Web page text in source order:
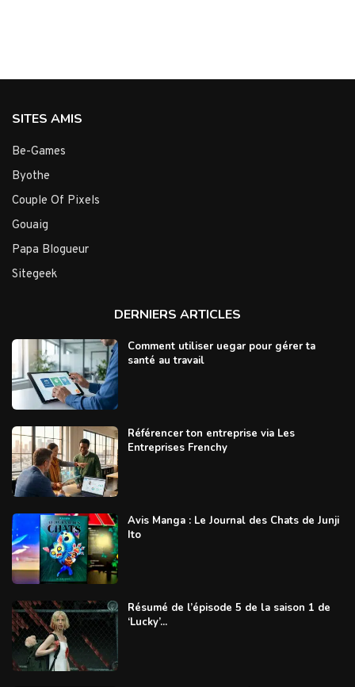
SITES AMIS
Be-Games
Byothe
Couple Of Pixels
Gouaig
Papa Blogueur
Sitegeek
DERNIERS ARTICLES
Comment utiliser uegar pour gérer ta
santé au travail
Référencer ton entreprise via Les
Entreprises Frenchy
Avis Manga : Le Journal des Chats de Junji
Ito
Résumé de l’épisode 5 de la saison 1 de
‘Lucky’...